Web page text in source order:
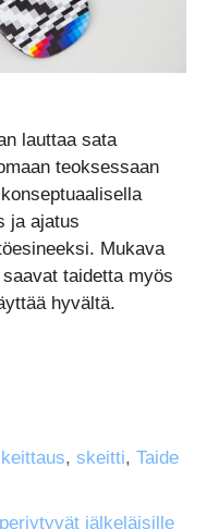
lauttaa sata
teoksessaan
ja ajatus
Mukava
taidetta myös
hyvältä.
,skeitti,Taide
jälkeläisille